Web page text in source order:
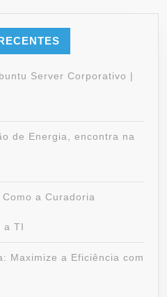
Server Corporativo |
de Energia, encontra na
a Curadoria
a TI
Maximize a Eficiência com